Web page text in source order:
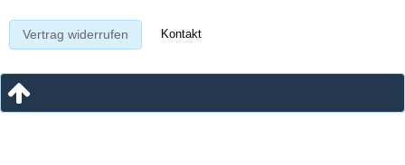
Vertrag widerrufen Kontakt